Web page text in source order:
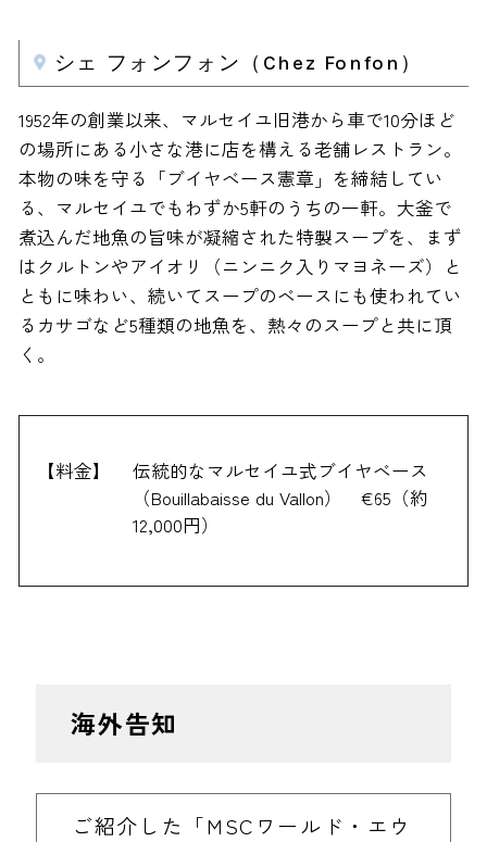
シェ フォンフォン（Chez Fonfon）
1952年の創業以来、マルセイユ旧港から車で10分ほど
の場所にある小さな港に店を構える老舗レストラン。
本物の味を守る「ブイヤベース憲章」を締結してい
る、マルセイユでもわずか5軒のうちの一軒。大釜で
煮込んだ地魚の旨味が凝縮された特製スープを、まず
はクルトンやアイオリ（ニンニク入りマヨネーズ）と
ともに味わい、続いてスープのベースにも使われてい
るカサゴなど5種類の地魚を、熱々のスープと共に頂
く。
【料金】
伝統的なマルセイユ式ブイヤベース
（Bouillabaisse du Vallon） €65（約
12,000円）
海外告知
ご紹介した「MSCワールド・エウ